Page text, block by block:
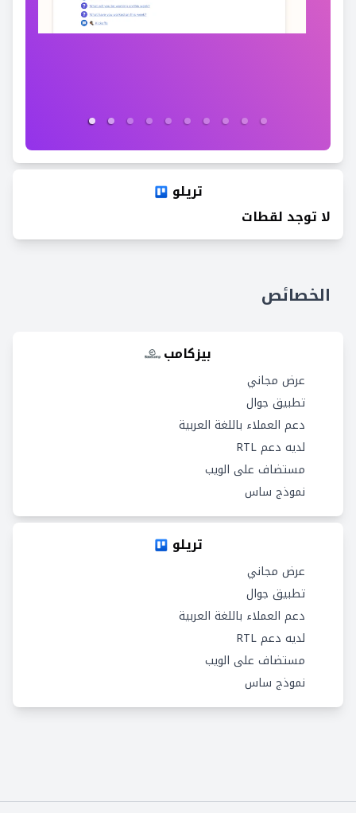
تريلو
لا توجد لقطات
الخصائص
بيزكامب
عرض مجاني
تطبيق جوال
دعم العملاء باللغة العربية
لديه دعم RTL
مستضاف على الويب
نموذج ساس
تريلو
عرض مجاني
تطبيق جوال
دعم العملاء باللغة العربية
لديه دعم RTL
مستضاف على الويب
نموذج ساس